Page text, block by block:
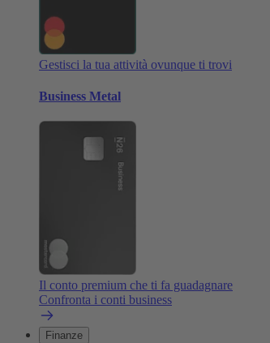
Gestisci la tua attività ovunque ti trovi
Business Metal
Il conto premium che ti fa guadagnare
Confronta i conti business
Finanze